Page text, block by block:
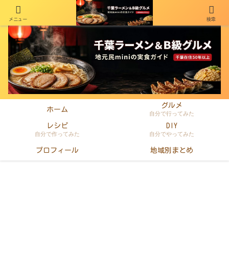
千葉在住50年以上のminiがラーメン・町中華・B級グルメを本音レビュー
ホーム
グルメ
自分で行ってみた
レシピ
自分で作ってみた
DIY
自分でやってみた
プロフィール 地域別まとめ
メニュー 検索